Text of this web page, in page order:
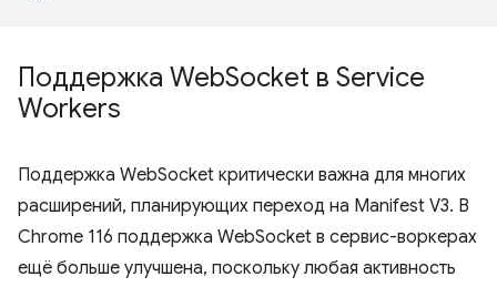
Поддержка WebSocket в Service
Workers
Поддержка WebSocket критически важна для многих
расширений, планирующих переход на Manifest V3. В
Chrome 116 поддержка WebSocket в сервис-воркерах
ещё больше улучшена, поскольку любая активность